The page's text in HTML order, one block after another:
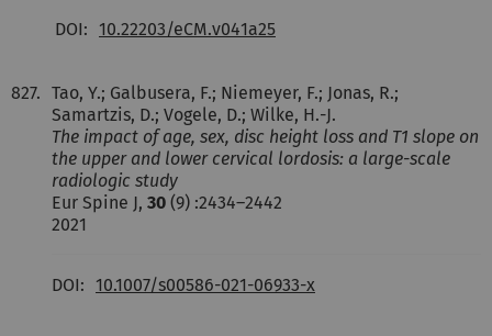
DOI: 10.22203/eCM.v041a25
827. Tao, Y.; Galbusera, F.; Niemeyer, F.; Jonas, R.;
Samartzis, D.; Vogele, D.; Wilke, H.-J.
The impact of age, sex, disc height loss and T1 slope on
the upper and lower cervical lordosis: a large-scale
radiologic study
Eur Spine J, 30 (9) :2434–2442
2021
DOI: 10.1007/s00586-021-06933-x